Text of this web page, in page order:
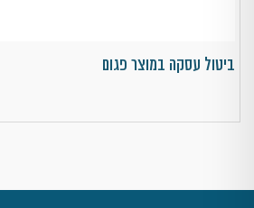
ביטול עסקה במוצר פגום